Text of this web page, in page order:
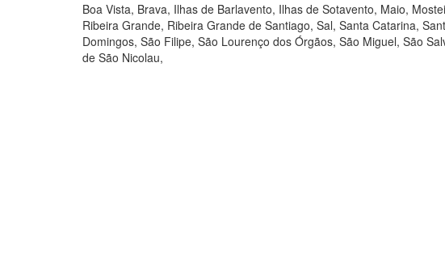
Boa Vista, Brava, Ilhas de Barlavento, Ilhas de Sotavento, Maio,
Ribeira Grande, Ribeira Grande de Santiago, Sal, Santa Catarina,
Domingos, São Filipe, São Lourenço dos Órgãos, São Miguel, São
de São Nicolau,